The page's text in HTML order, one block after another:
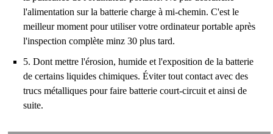
l'alimentation sur la batterie charge à mi-chemin. C'est le
meilleur moment pour utiliser votre ordinateur portable après
l'inspection complète minz 30 plus tard.
5. Dont mettre l'érosion, humide et l'exposition de la batterie
de certains liquides chimiques. Éviter tout contact avec des
trucs métalliques pour faire batterie court-circuit et ainsi de
suite.